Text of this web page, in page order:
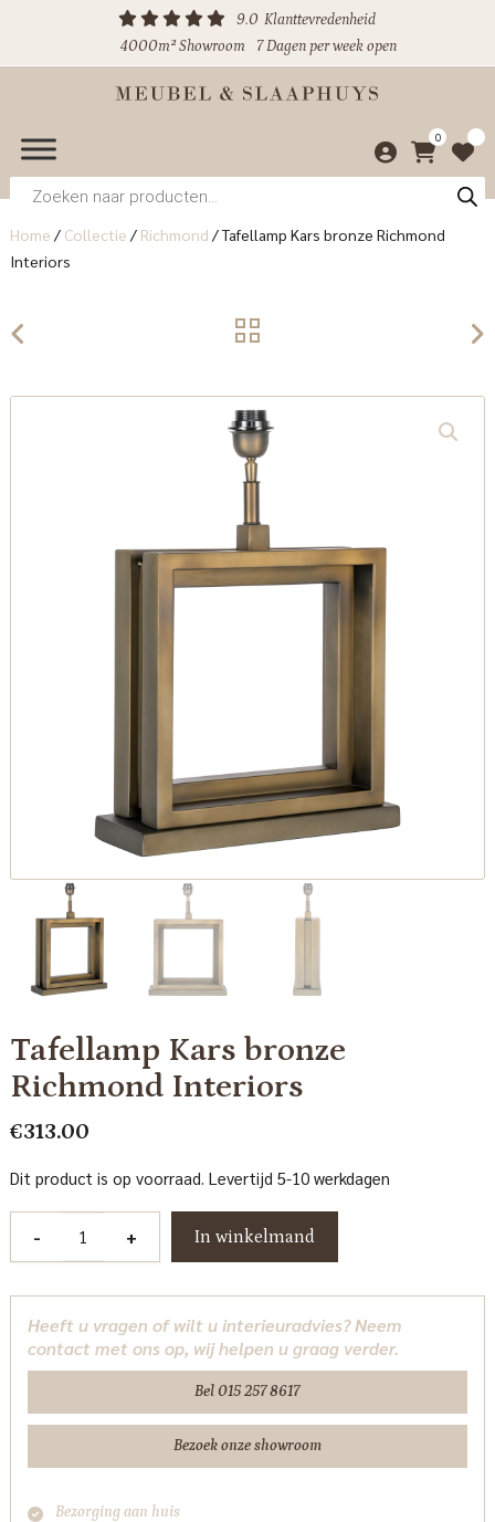
9.0 Klanttevredenheid
4000m² Showroom
7 Dagen per week open
0
Producten
zoeken
Home / Collectie / Richmond /Tafellamp Kars bronze Richmond
Interiors
Tafellamp Kars bronze
Richmond Interiors
€313.00
Dit product is op voorraad. Levertijd 5-10 werkdagen
-
Richmond
Interiors
aantal
+ In winkelmand
Heeft u vragen of wilt u interieuradvies? Neem
contact met ons op, wij helpen u graag verder.
Bel 015 257 8617
Bezoek onze showroom
Bezorging aan huis